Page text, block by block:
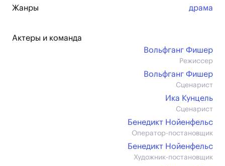
Жанры драма
Актеры и команда
Вольфганг Фишер
Режиссер
Вольфганг Фишер
Сценарист
Ика Кунцель
Сценарист
Бенедикт Нойенфельс
Оператор-постановщик
Бенедикт Нойенфельс
Художник-постановщик